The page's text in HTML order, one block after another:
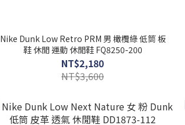
Nike Dunk Low Retro PRM 男 橄欖綠 低筒 板
鞋 休閒 運動 休閒鞋 FQ8250-200
NT$2,180
NT$3,600